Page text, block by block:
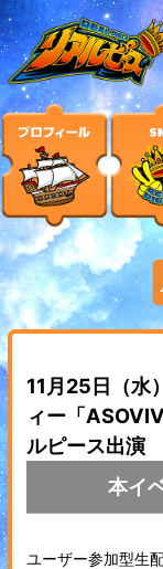
11月25日（水
ィー「
ルピース出演
本イ
ユーザー参加型生